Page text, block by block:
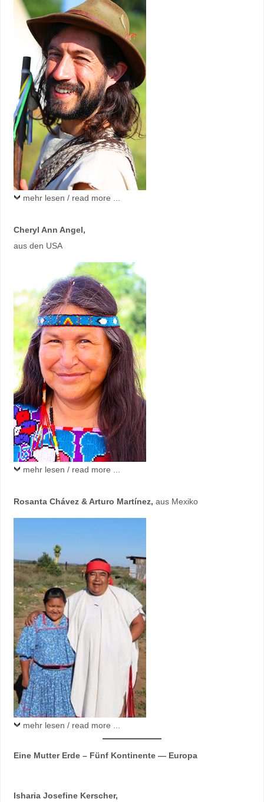
mehr lesen / read more ...
Cheryl Ann Angel,
aus den USA
mehr lesen / read more ...
Rosanta Chávez & Arturo Martínez, aus Mexiko
mehr lesen / read more ...
Eine Mutter Erde – Fünf Kontinente — Europa
Isharia Josefine Kerscher,